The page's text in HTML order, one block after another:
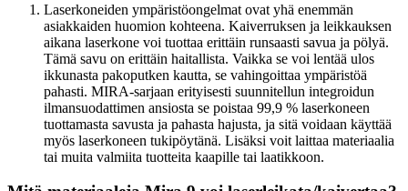
Laserkoneiden ympäristöongelmat ovat yhä enemmän
asiakkaiden huomion kohteena. Kaiverruksen ja leikkauksen
aikana laserkone voi tuottaa erittäin runsaasti savua ja pölyä.
Tämä savu on erittäin haitallista. Vaikka se voi lentää ulos
ikkunasta pakoputken kautta, se vahingoittaa ympäristöä
pahasti. MIRA-sarjaan erityisesti suunnitellun integroidun
ilmansuodattimen ansiosta se poistaa 99,9 % laserkoneen
tuottamasta savusta ja pahasta hajusta, ja sitä voidaan käyttää
myös laserkoneen tukipöytänä. Lisäksi voit laittaa materiaalia
tai muita valmiita tuotteita kaapille tai laatikkoon.